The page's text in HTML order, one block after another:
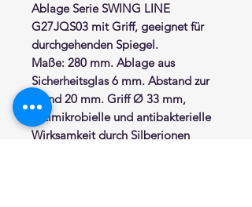
Ablage Serie SWING LINE
G27JQS03 mit Griff, geeignet für
durchgehenden Spiegel.
Maße: 280 mm. Ablage aus
Sicherheitsglas6 mm. Abstand zur
Wand 20 mm. Griff Ø 33 mm,
antimikrobielle und antibakterielle
Wirksamkeit durch Silberionen